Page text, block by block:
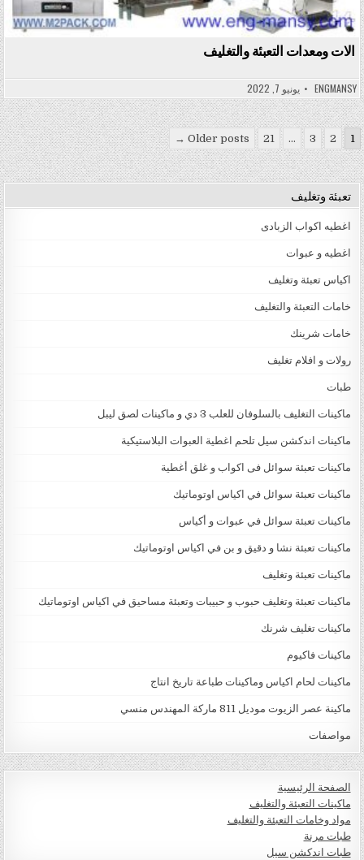
الات ومعدات التعبئة والتغليف
ENGMANSY يونيو 7, 2022
تعدد صفحات المقالات
1
2
3
…
21
Older posts →
تعبئة وتغليف
اغطيه اكواب الزبادى
اغطيه و عبوات
اكياس تعبئة وتغليف
خامات التعبئة والتغليف
خامات شرينك
رولات و افلام تغليف
طبات
ماكينات التغليف بالسلوفان للعلب 3 دي و ماكينات لصق ليبل
ماكينات اندكشن سيل تلحم اغطية العبوات البلاستيكية
ماكينات تعبئة سوائل فى اكواب و غلق أغطية
ماكينات تعبئة سوائل في اكياس اوتوماتيك
ماكينات تعبئة سوائل في عبوات و أكياس
ماكينات تعبئة نشا و دقيق و بن في اكياس اوتوماتيك
ماكينات تعبئة وتغليف
ماكينات تعبئة وتغليف حبوب و حبيبات وتعبئة مساحيق في اكياس اوتوماتيك
ماكينات تغليف شرنك
ماكينات فاكيوم
ماكينات لحام اكياس وماكينات طباعة تاريخ انتاج
ماكينة عصر الزيوت موديل 811 ماركة المهندس منسي
مواصفات
الصفحة الرئيسية
ماكينات التعبئة والتغليف
مواد وخامات التعبئة والتغليف
طبات مرنة
طبات اندكشن سيل